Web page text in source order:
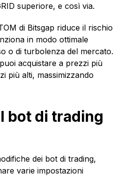
superiore, e così via.
di Bitsgap riduce il rischio
in modo ottimale
o di turbolenza del mercato.
acquistare a prezzi più
più alti, massimizzando
bot di trading
dei bot di trading,
varie impostazioni